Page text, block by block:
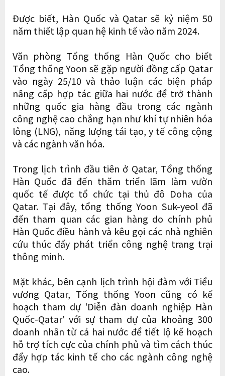
Được biết, Hàn Quốc và Qatar sẽ kỷ niệm 50
năm thiết lập quan hệ kinh tế vào năm 2024.
Văn phòng Tổng thống Hàn Quốc cho biết
Tổng thống Yoon sẽ gặp người đồng cấp Qatar
vào ngày 25/10 và thảo luận các biện pháp
nâng cấp hợp tác giữa hai nước để trở thành
những quốc gia hàng đầu trong các ngành
công nghệ cao chẳng hạn như khí tự nhiên hóa
lỏng (LNG), năng lượng tái tạo, y tế công cộng
và các ngành văn hóa.
Trong lịch trình đầu tiên ở Qatar, Tổng thống
Hàn Quốc đã đến thăm triển lãm làm vườn
quốc tế được tổ chức tại thủ đô Doha của
Qatar. Tại đây, tổng thống Yoon Suk-yeol đã
đến tham quan các gian hàng do chính phủ
Hàn Quốc điều hành và kêu gọi các nhà nghiên
cứu thúc đẩy phát triển công nghệ trang trại
thông minh.
Mặt khác, bên cạnh lịch trình hội đàm với Tiểu
vương Qatar, Tổng thống Yoon cũng có kế
hoạch tham dự 'Diễn đàn doanh nghiệp Hàn
Quốc-Qatar' với sự tham dự của khoảng 300
doanh nhân từ cả hai nước để tiết lộ kế hoạch
hỗ trợ tích cực của chính phủ và tìm cách thúc
đẩy hợp tác kinh tế cho các ngành công nghệ
cao.